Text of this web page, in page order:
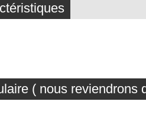
( nous reviendrons